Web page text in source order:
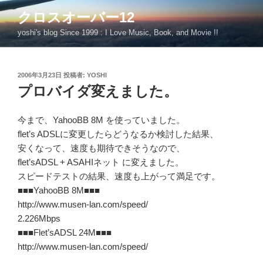
コ
ン
テ
ン
クロスオーバー12
yoshi's blog Since 1999 : I Love Music, Book, and Movie !!
投
稿
日:
2006年3月23日 投稿者: YOSHI
プロバイダ変えました。
今まで、YahooBB 8M を使っていました。
flet’s ADSLに変更したらどうなるか検討した結果、
安くなって、速度も期待できそうなので、
flet’sADSL + ASAHIネット に変えました。
スピードテストの結果、速度も上がって満足です。
■■■YahooBB 8M■■■
http://www.musen-lan.com/speed/
2.226Mbps
■■■Flet’sADSL 24M■■■
http://www.musen-lan.com/speed/